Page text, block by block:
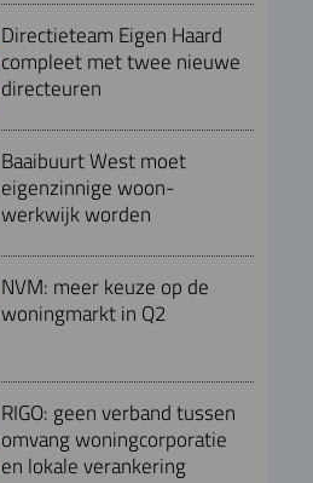
Directieteam Eigen Haard
compleet met twee nieuwe
directeuren
Baaibuurt West moet
eigenzinnige woon-
werkwijk worden
NVM: meer keuze op de
woningmarkt in Q2
RIGO: geen verband tussen
omvang woningcorporatie
en lokale verankering